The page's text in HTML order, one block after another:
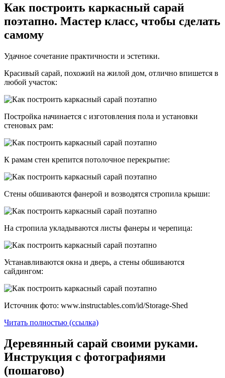
Как построить каркасный сарай
поэтапно. Мастер класс, чтобы сделать
самому
Удачное сочетание практичности и эстетики.
Красивый сарай, похожий на жилой дом, отлично впишется в
любой участок:
Постройка начинается с изготовления пола и установки
стеновых рам:
К рамам стен крепится потолочное перекрытие:
Стены обшиваются фанерой и возводятся стропила крыши:
На стропила укладываются листы фанеры и черепица:
Устанавливаются окна и дверь, а стены обшиваются
сайдингом:
Источник фото: www.instructables.com/id/Storage-Shed
Читать полностью (ссылка)
Деревянный сарай своими руками.
Инструкция с фотографиями
(пошагово)